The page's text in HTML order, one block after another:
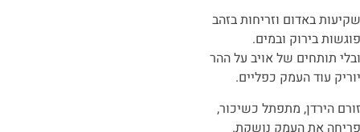
שקיעות באדום וזריחות בזהב
פוגשות בירוק ובמים.
ובלי תותחים של אויב על ההר
יוריק עוד העמק כפליים.
זורם הירדן, מתפתל כשיכור,
פריחה את העמק נושקת.